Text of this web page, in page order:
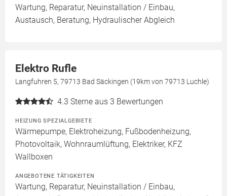
Wartung, Reparatur, Neuinstallation / Einbau,
Austausch, Beratung, Hydraulischer Abgleich
Elektro Rufle
Langfuhren 5, 79713 Bad Säckingen (19km von 79713 Luchle)
4.3 Sterne aus 3 Bewertungen
HEIZUNG SPEZIALGEBIETE
Wärmepumpe, Elektroheizung, Fußbodenheizung,
Photovoltaik, Wohnraumlüftung, Elektriker, KFZ
Wallboxen
ANGEBOTENE TÄTIGKEITEN
Wartung, Reparatur, Neuinstallation / Einbau,